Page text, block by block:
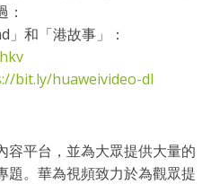
和「港故事」：
bit.ly/huaweivideo-dl
容平台，並為大眾提供大量的
題。華為視頻致力於為觀眾提